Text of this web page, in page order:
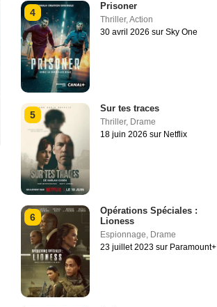
4
Prisoner
Thriller,Action
30 avril 2026 sur Sky One
5
Sur tes traces
Thriller, Drame
18 juin 2026 sur Netflix
6
Opérations Spéciales :
Lioness
Espionnage, Drame
23 juillet 2023 sur Paramount+